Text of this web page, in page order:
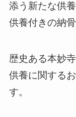
添う新たな供
供養付きの納
歴史ある本妙
供養に関する
す。